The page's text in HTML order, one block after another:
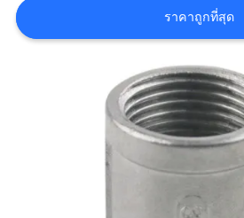
ข่าว
ราคาถูกที่สุด